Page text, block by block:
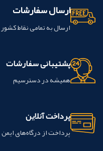
ارسال سفارشات
ارسال به تمامی نقاط کشور
پشتیبانی سفارشات
همیشه در دسترسیم
پرداخت آنلاین
پرداخت از درگاه‌های ایمن